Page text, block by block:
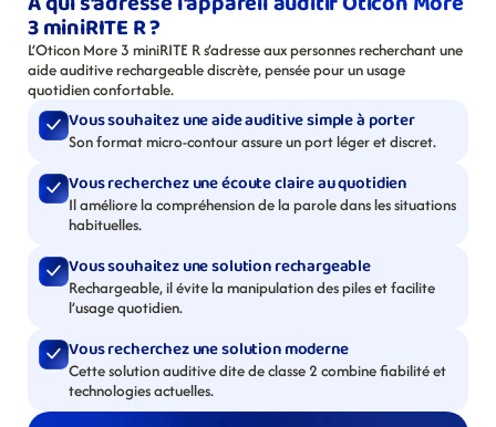
3 miniRITE R ?
L’Oticon More 3 miniRITE R s’adresse aux personnes recherchant une
aide auditive rechargeable discrète, pensée pour un usage
quotidien confortable.
Vous souhaitez une aide auditive simple à porter
Son format micro-contour assure un port léger et discret.
Vous recherchez une écoute claire au quotidien
Il améliore la compréhension de la parole dans les situations
habituelles.
Vous souhaitez une solution rechargeable
Rechargeable, il évite la manipulation des piles et facilite
l’usage quotidien.
Vous recherchez une solution moderne
Cette solution auditive dite de classe 2 combine fiabilité et
technologies actuelles.